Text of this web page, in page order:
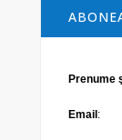
Prenume
Email :